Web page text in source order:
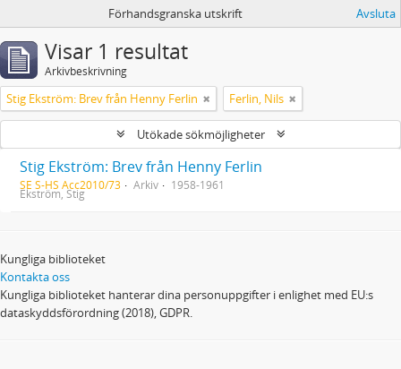
Förhandsgranska utskrift Avsluta
Visar 1 resultat
Arkivbeskrivning
Stig Ekström: Brev från Henny Ferlin Ferlin, Nils
Utökade sökmöjligheter
Stig Ekström: Brev från Henny Ferlin
SE S-HS Acc2010/73 Arkiv 1958-1961
Ekström, Stig
Kungliga biblioteket
Kontakta oss
Kungliga biblioteket hanterar dina personuppgifter i enlighet med EU:s
dataskyddsförordning (2018), GDPR.